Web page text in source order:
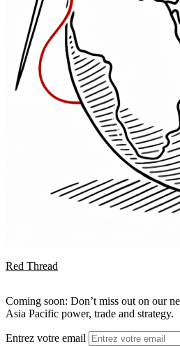
Red Thread
Coming soon: Don’t miss out on our
Asia Pacific power, trade and strategy.
Entrez votre email